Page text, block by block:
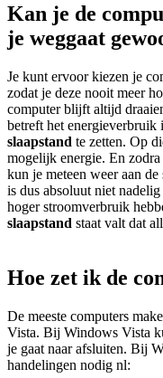
Kan je de
je weggaat
Je kunt ervoor kiezen je
zodat je deze nooit meer
computer blijft altijd
betreft het energieverbruik
slaapstand te zetten. Op
mogelijk energie. En
kun je meteen weer aan
is dus absoluut niet
hoger stroomverbruik
slaapstand staat valt dat
Hoe zet ik de
De meeste computers
Vista. Bij Windows Vista
je gaat naar afsluiten. Bij
handelingen nodig nl: